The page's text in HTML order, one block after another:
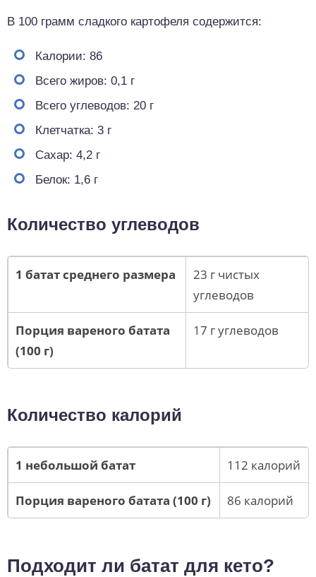
В 100 грамм сладкого картофеля содержится:
Калории: 86
Всего жиров: 0,1 г
Всего углеводов: 20 г
Клетчатка: 3 г
Сахар: 4,2 г
Белок: 1,6 г
Количество углеводов
1 батат среднего размера
23 г чистых
углеводов
Порция вареного батата
(100 г)
17 г углеводов
Количество калорий
1 небольшой батат 112 калорий
Порция вареного батата (100 г) 86 калорий
Подходит ли батат для кето?